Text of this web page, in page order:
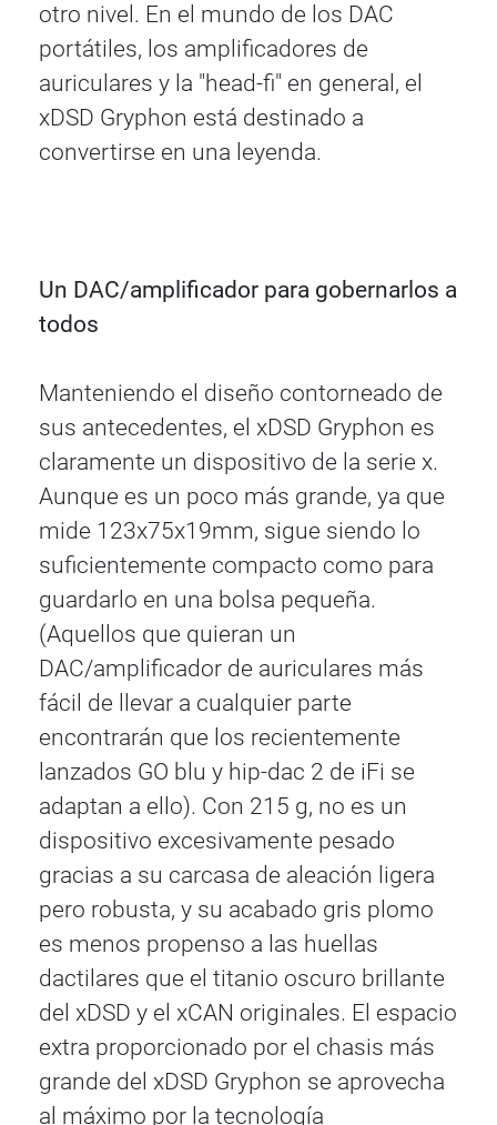
otro nivel. En el mundo de los DAC
portátiles, los amplificadores de
auriculares y la "head-fi" en general, el
xDSD Gryphon está destinado a
convertirse en una leyenda.
Un DAC/amplificador para gobernarlos a
todos
Manteniendo el diseño contorneado de
sus antecedentes, el xDSD Gryphon es
claramente un dispositivo de la serie x.
Aunque es un poco más grande, ya que
mide 123x75x19mm, sigue siendo lo
suficientemente compacto como para
guardarlo en una bolsa pequeña.
(Aquellos que quieran un
DAC/amplificador de auriculares más
fácil de llevar a cualquier parte
encontrarán que los recientemente
lanzados GO blu y hip-dac 2 de iFi se
adaptan a ello). Con 215 g, no es un
dispositivo excesivamente pesado
gracias a su carcasa de aleación ligera
pero robusta, y su acabado gris plomo
es menos propenso a las huellas
dactilares que el titanio oscuro brillante
del xDSD y el xCAN originales. El espacio
extra proporcionado por el chasis más
grande del xDSD Gryphon se aprovecha
al máximo por la tecnología